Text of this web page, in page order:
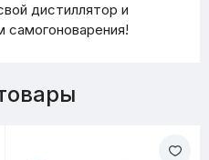
дистиллятор и